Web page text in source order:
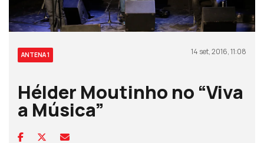
ANTENA 1 14 set, 2016, 11:08
Hélder Moutinho no “Viva
a Música”